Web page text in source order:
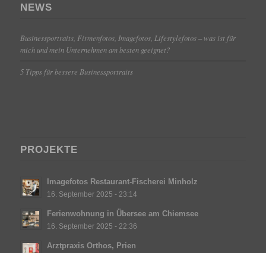
NEWS
Businessportraits, Firmenfotos, Imagefotos, Lifestylefotos – was ist für
mich und mein Unternehmen am besten geeignet?
5 Tipps für bessere Businessportraits
PROJEKTE
Imagefotos Restaurant-Fischerei Minholz
16. September 2025 - 23:14
Ferienwohnung in Übersee am Chiemsee
16. September 2025 - 22:36
Arztpraxis Orthos, Prien